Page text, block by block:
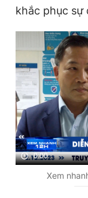
khắc phục sự
0:00
Xem